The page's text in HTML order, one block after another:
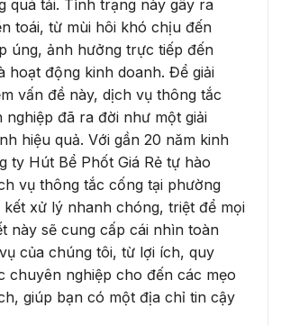
quá tải. Tình trạng này gây ra
toái, từ mùi hôi khó chịu đến
úng, ảnh hưởng trực tiếp đến
hoạt động kinh doanh. Để giải
vấn đề này, dịch vụ thông tắc
nghiệp đã ra đời như một giải
hiệu quả. Với gần 20 năm kinh
ty Hút Bể Phốt Giá Rẻ tự hào
vụ thông tắc cống tại phường
kết xử lý nhanh chóng, triệt để mọi
này sẽ cung cấp cái nhìn toàn
của chúng tôi, từ lợi ích, quy
chuyên nghiệp cho đến các mẹo
giúp bạn có một địa chỉ tin cậy